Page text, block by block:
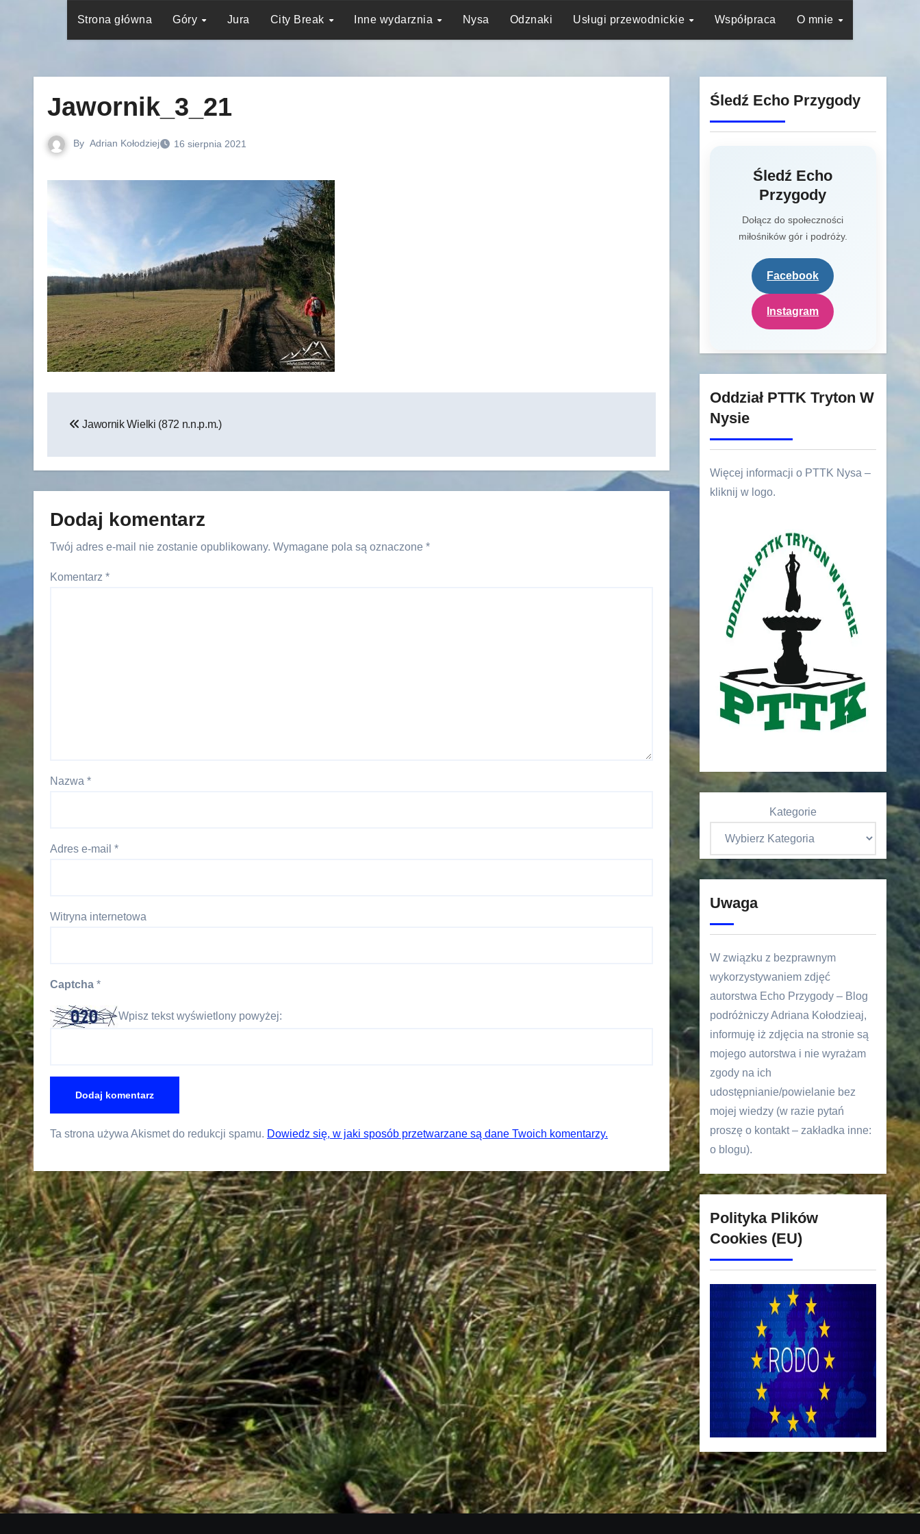
Strona główna Góry Jura City Break Inne wydarznia Nysa Odznaki Usługi przewodnickie Współpraca O mnie
Jawornik_3_21
By Adrian Kołodziej 16 sierpnia 2021
wpisu
Jawornik Wielki (872 n.n.p.m.)
Dodaj komentarz
Twój adres e-mail nie zostanie opublikowany. Wymagane pola są oznaczone *
Komentarz *
Nazwa *
Adres e-mail *
Witryna internetowa
Captcha *
Wpisz tekst wyświetlony powyżej:
Ta strona używa Akismet do redukcji spamu. Dowiedz się, w jaki sposób przetwarzane są dane Twoich komentarzy.
Śledź Echo Przygody
Śledź Echo
Przygody
Dołącz do społeczności
miłośników gór i podróży.
Facebook
Instagram
Oddział PTTK Tryton W
Nysie
Więcej informacji o PTTK Nysa –
kliknij w logo.
Kategorie
Uwaga
W związku z bezprawnym
wykorzystywaniem zdjęć
autorstwa Echo Przygody – Blog
podróżniczy Adriana Kołodzieaj,
informuję iż zdjęcia na stronie są
mojego autorstwa i nie wyrażam
zgody na ich
udostępnianie/powielanie bez
mojej wiedzy (w razie pytań
proszę o kontakt – zakładka inne:
o blogu).
Polityka Plików
Cookies (EU)